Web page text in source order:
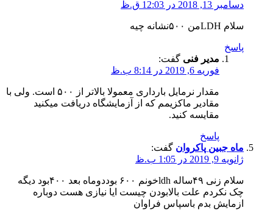
دسامبر 13, 2018 در 12:03 ق.ظ
سلام LDHمن ۵۰۰نشانه چیه
پاسخ
مدیر فنی گفت:
فوریه 6, 2019 در 8:14 ب.ظ
مقدار نرمایل بارداری معمولا بالاتر از ۵۰۰ است. ولی با
مقادیر ماکزیمم که از آزمایشگاه دریافت میکنید
مقایسه کنید.
پاسخ
ماه جبین پاکروان گفت:
ژانویه 9, 2019 در 1:05 ب.ظ
سلام زنی ۴۹ساله ldhخونم ۶۰۰ بوددوماه بعد ۴۰۰بود دیگه
چک نکردم علت بالابودن چیست ایا نیازی هست دوباره
ازمایش بدم باسپاس فراوان